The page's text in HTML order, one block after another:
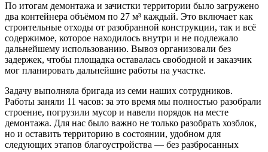
По итогам демонтажа и зачистки территории было загружено
два контейнера объёмом по 27 м³ каждый. Это включает как
строительные отходы от разобранной конструкции, так и всё
содержимое, которое находилось внутри и не подлежало
дальнейшему использованию. Вывоз организовали без
задержек, чтобы площадка оставалась свободной и заказчик
мог планировать дальнейшие работы на участке.
Задачу выполняла бригада из семи наших сотрудников.
Работы заняли 11 часов: за это время мы полностью разобрали
строение, погрузили мусор и навели порядок на месте
демонтажа. Для нас было важно не только разобрать хозблок,
но и оставить территорию в состоянии, удобном для
следующих этапов благоустройства — без разбросанных